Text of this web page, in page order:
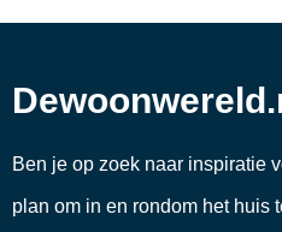
Ben je op zoek naar inspiratie
plan om in en rondom het huis